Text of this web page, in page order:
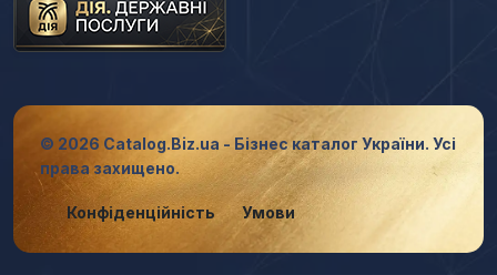
© 2026 Catalog.Biz.ua - Бізнес каталог України. Усі
права захищено.
Конфіденційність Умови